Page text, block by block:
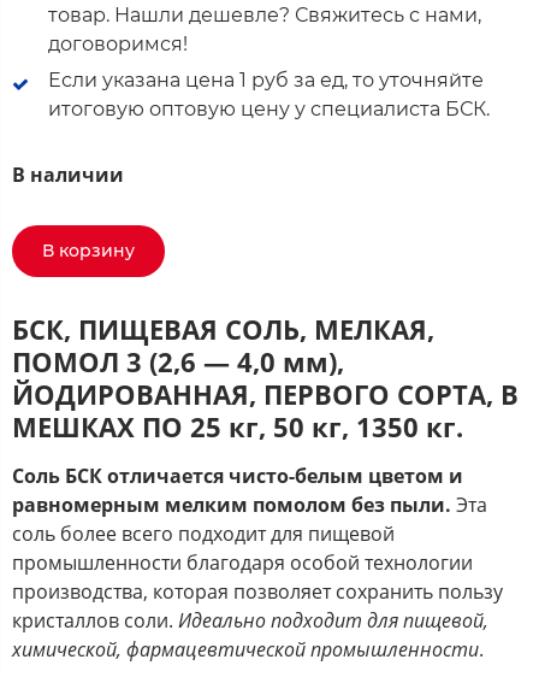
товар. Нашли дешевле? Свяжитесь с нами,
договоримся!
Если указана цена 1 руб за ед, то уточняйте
итоговую оптовую цену у специалиста БСК.
В наличии
В корзину
БСК, ПИЩЕВАЯ СОЛЬ, МЕЛКАЯ,
ПОМОЛ 3 (2,6 — 4,0 мм),
ЙОДИРОВАННАЯ, ПЕРВОГО СОРТА, В
МЕШКАХ ПО 25 кг, 50 кг, 1350 кг.
Соль БСК отличается чисто-белым цветом и
равномерным мелким помолом без пыли. Эта
соль более всего подходит для пищевой
промышленности благодаря особой технологии
производства, которая позволяет сохранить пользу
кристаллов соли. Идеально подходит для пищевой,
химической, фармацевтической промышленности.